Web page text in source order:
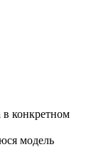
конкретном
модель